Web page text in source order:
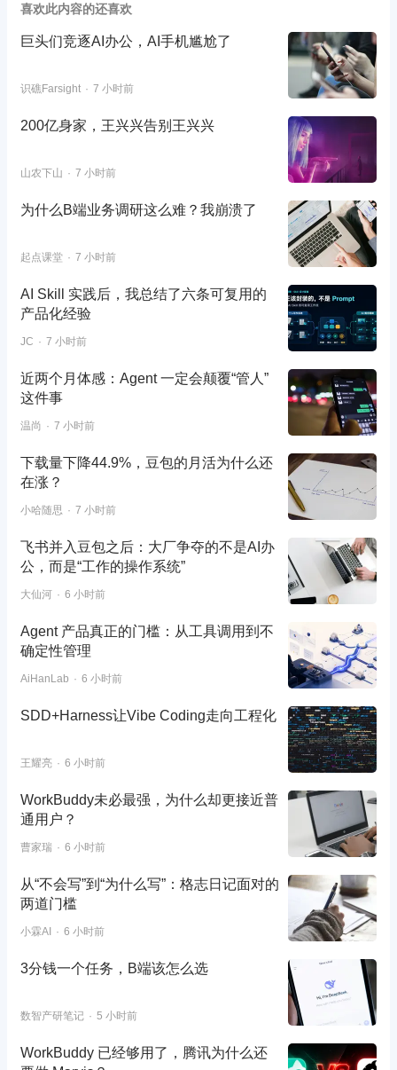
喜欢此内容的还喜欢
巨头们竞逐AI办公，AI手机尴尬了
识礁Farsight 7 小时前
200亿身家，王兴兴告别王兴兴
山农下山 7 小时前
为什么B端业务调研这么难？我崩溃了
起点课堂 7 小时前
AI Skill 实践后，我总结了六条可复用的
产品化经验
JC 7 小时前
近两个月体感：Agent 一定会颠覆“管人”
这件事
温尚 7 小时前
下载量下降44.9%，豆包的月活为什么还
在涨？
小哈随思 7 小时前
飞书并入豆包之后：大厂争夺的不是AI办
公，而是“工作的操作系统”
大仙河 6 小时前
Agent 产品真正的门槛：从工具调用到不
确定性管理
AiHanLab 6 小时前
SDD+Harness让Vibe Coding走向工程化
王耀亮 6 小时前
WorkBuddy未必最强，为什么却更接近普
通用户？
曹家瑞 6 小时前
从“不会写”到“为什么写”：格志日记面对的
两道门槛
小霖AI 6 小时前
3分钱一个任务，B端该怎么选
数智产研笔记 5 小时前
WorkBuddy 已经够用了，腾讯为什么还